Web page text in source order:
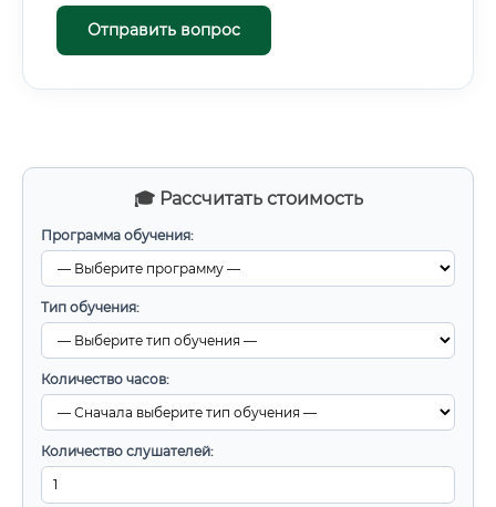
🎓 Рассчитать стоимость
Программа обучения:
Тип обучения:
Количество часов:
Количество слушателей:
Отправить вопрос